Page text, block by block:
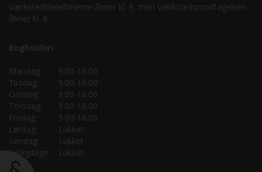
Værkstedstelefonerne åbner kl. 9, men værkstedsmodtagelsen
åbner kl. 8.
Bogholderi:
Mandag:
9.00-16.00
Tirsdag:
9.00-16.00
Onsdag:
9.00-16.00
Torsdag:
9.00-16.00
Fredag:
9.00-16.00
Lørdag:
Lukket
Søndag:
Lukket
Helligdage:
Lukket